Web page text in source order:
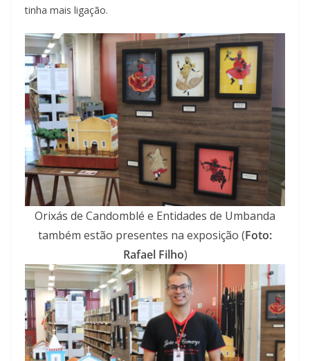
tinha mais ligação.
Orixás de Candomblé e Entidades de Umbanda
também estão presentes na exposição (Foto:
Rafael Filho)